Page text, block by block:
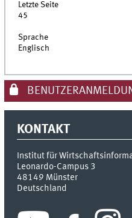
Letzte Seite
45
Sprache
Englisch
KONTAKT
Institut für
Leonardo-Campus 3
48149 Münster
Deutschland